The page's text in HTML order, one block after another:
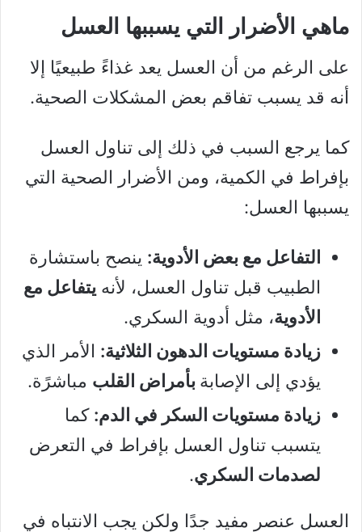
ماهي الأضرار التي يسببها العسل
على الرغم من أن العسل يعد غذاءً طبيعيًا إلا
أنه قد يسبب تفاقم بعض المشكلات الصحية.
كما يرجع السبب في ذلك إلى تناول العسل
بإفراط في الكمية، ومن الأضرار الصحية التي
يسببها العسل:
التفاعل مع بعض الأدوية: ينصح باستشارة
الطبيب قبل تناول العسل، لأنه يتفاعل مع
الأدوية، مثل أدوية السكري.
زيادة مستويات الدهون الثلاثية: الأمر الذي
يؤدي إلى الإصابة بأمراض القلب مباشرًة.
زيادة مستويات السكر في الدم: كما
يتسبب تناول العسل بإفراط في التعرض
لصدمات السكري.
العسل عنصر مفيد جدًا ولكن يجب الانتباه في